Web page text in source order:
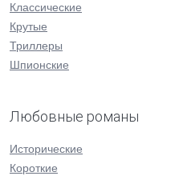
Классические
Крутые
Триллеры
Шпионские
Любовные романы
Исторические
Короткие